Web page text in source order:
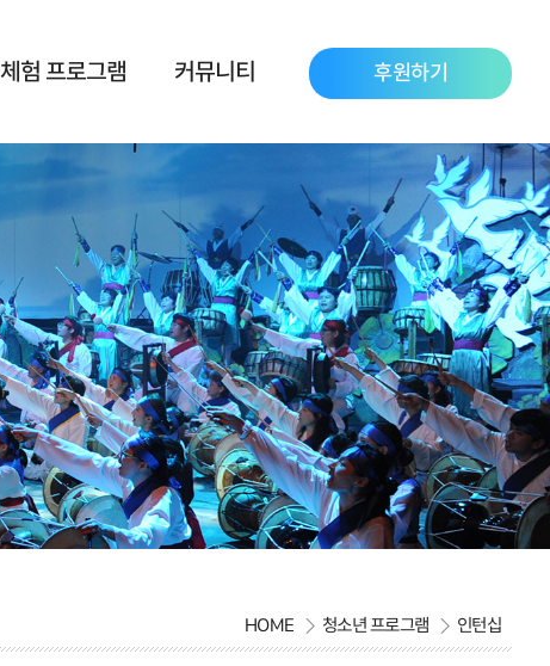
체험 프로그램 커뮤니티 후원하기
HOME 청소년 프로그램 인턴십